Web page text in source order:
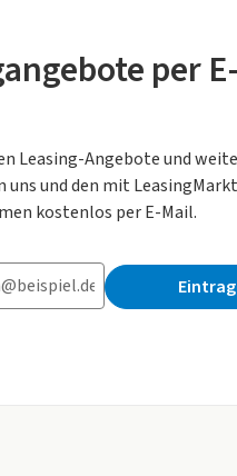
per
Leasing-Angebote und
uns und den mit
kostenlos per E-Mail.